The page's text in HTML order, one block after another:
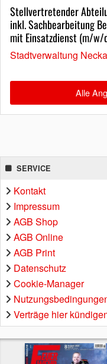
Stellvertretender
inkl. Sachbearbeitung
mit Einsatzdienst (m/w/
Stadtverwaltung
Alle
SERVICE
Kontakt
Impressum
AGB Shop
AGB Online
AGB Print
Datenschutz
Cookie-Manager
Verträge hier